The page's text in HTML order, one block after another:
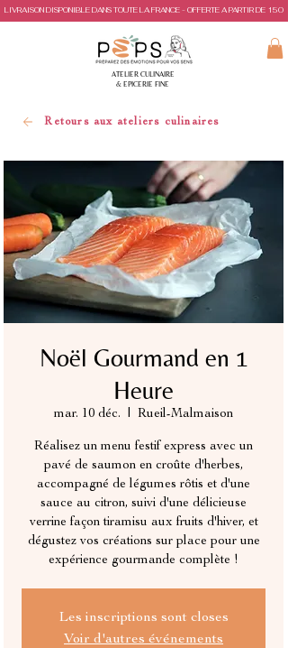
LIVRAISON DISPONIBLE DANS TOUTE LA FRANCE - OFFERTE A PARTIR DE 150€
ATELIER CULINAIRE
& EPICERIE FINE
Retours aux ateliers culinaires
Noël Gourmand en 1
Heure
mar. 10 déc. Rueil-Malmaison
Réalisez un menu festif express avec un
pavé de saumon en croûte d'herbes,
accompagné de légumes rôtis et d'une
sauce au citron, suivi d'une délicieuse
verrine façon tiramisu aux fruits d'hiver, et
dégustez vos créations sur place pour une
expérience gourmande complète !
Les inscriptions sont closes
Voir d'autres événements